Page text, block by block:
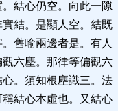
結心仍空。向此一隙
結。是顯人空。結既
舊喻兩邊者是。有人
六塵。那律等偏觀六
。須知根塵識三。法
結心本虛也。又結心